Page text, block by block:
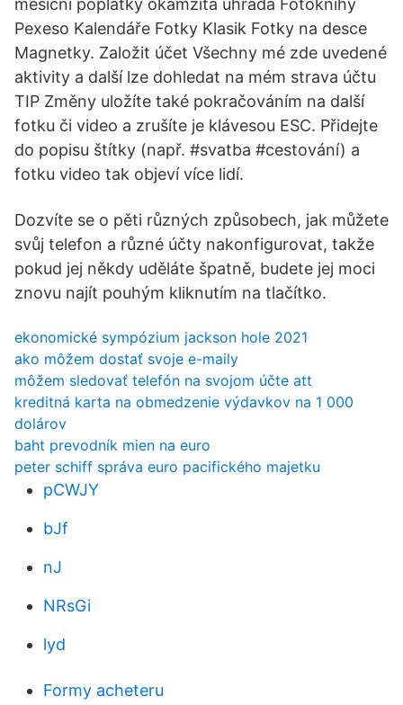
měsíční poplatky okamžitá úhrada Fotoknihy
Pexeso Kalendáře Fotky Klasik Fotky na desce
Magnetky. Založit účet Všechny mé zde uvedené
aktivity a další lze dohledat na mém strava účtu
TIP Změny uložíte také pokračováním na další
fotku či video a zrušíte je klávesou ESC. Přidejte
do popisu štítky (např. #svatba #cestování) a
fotku video tak objeví více lidí.
Dozvíte se o pěti různých způsobech, jak můžete
svůj telefon a různé účty nakonfigurovat, takže
pokud jej někdy uděláte špatně, budete jej moci
znovu najít pouhým kliknutím na tlačítko.
ekonomické sympózium jackson hole 2021
ako môžem dostať svoje e-maily
môžem sledovať telefón na svojom účte att
kreditná karta na obmedzenie výdavkov na 1 000
dolárov
baht prevodník mien na euro
peter schiff správa euro pacifického majetku
pCWJY
bJf
nJ
NRsGi
lyd
Formy acheteru